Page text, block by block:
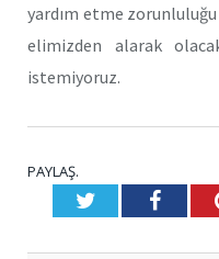
yardım etme zorunluluğu
elimizden alarak
istemiyoruz.
PAYLAŞ.
Twitter